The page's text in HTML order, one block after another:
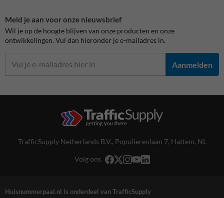
Meld je aan voor onze nieuwsbrief
Wil je op de hoogte blijven van onze producten en onze
ontwikkelingen. Vul dan hieronder je e-mailadres in.
Aanmelden
TrafficSupply Netherlands B.V., Populierenlaan 7, Hattem, NL
Volg ons
Huisnummerpaal.nl is onderdeel van TrafficSupply